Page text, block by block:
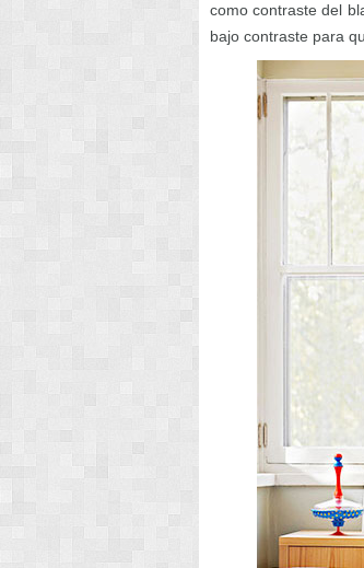
como contraste del
bajo contraste para